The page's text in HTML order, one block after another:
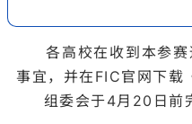
各高校在收到本参
事宜，并在FIC官网下载
组委会于4月20日前